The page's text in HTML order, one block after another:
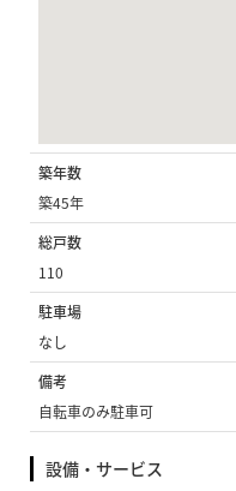
築年数
築45年
総戸数
110
駐車場
なし
備考
自転車のみ駐車可
設備・サービス